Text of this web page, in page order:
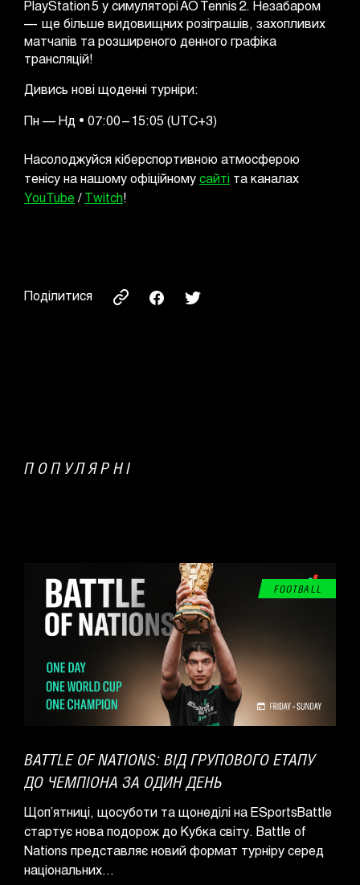
PlayStation 5 у симуляторі AO Tennis 2. Незабаром
— ще більше видовищних розіграшів, захопливих
матчапів та розширеного денного графіка
трансляцій!
Дивись нові щоденні турніри:
Пн — Нд • 07:00 – 15:05 (UTC+3)
Насолоджуйся кіберспортивною атмосферою
тенісу на нашому офіційному сайті та каналах
YouTube / Twitch!
Поділитися
ПОПУЛЯРНІ
FOOTBALL
BATTLE OF NATIONS: ВІД ГРУПОВОГО ЕТАПУ
ДО ЧЕМПІОНА ЗА ОДИН ДЕНЬ
Щоп’ятниці, щосуботи та щонеділі на ESportsBattle
стартує нова подорож до Кубка світу. Battle of
Nations представляє новий формат турніру серед
національних...